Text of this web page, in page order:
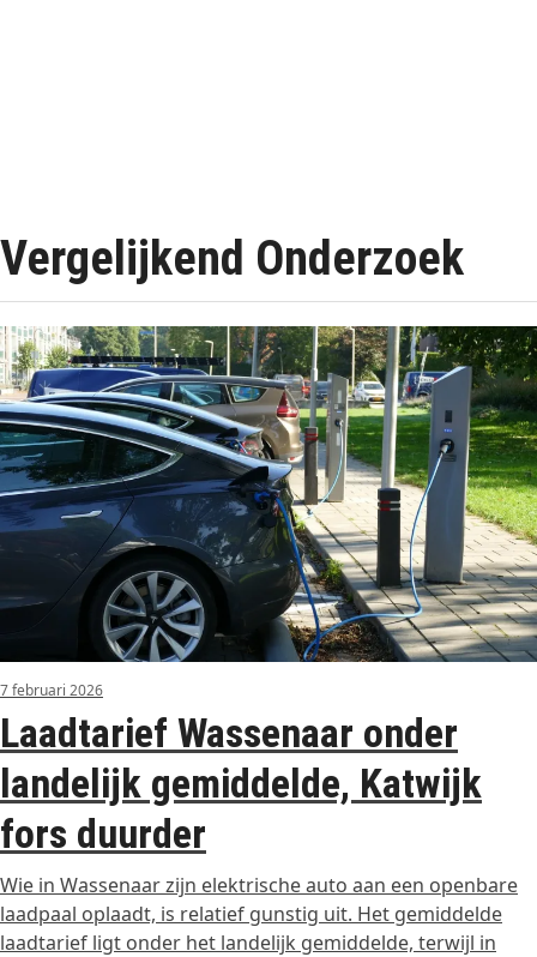
Vergelijkend Onderzoek
7 februari 2026
Laadtarief Wassenaar onder
landelijk gemiddelde, Katwijk
fors duurder
Wie in Wassenaar zijn elektrische auto aan een openbare
laadpaal oplaadt, is relatief gunstig uit. Het gemiddelde
laadtarief ligt onder het landelijk gemiddelde, terwijl in